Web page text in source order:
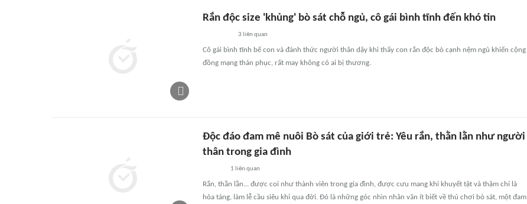
Rắn độc size 'khủng' bò sát chỗ ngủ, cô gái bình tĩnh đến khó tin
3 liên quan
Cô gái bình tĩnh bế con và đánh thức người thân dậy khi thấy con rắn độc bò cạnh nệm ngủ khiến cộng
đồng mạng thán phục, rất may không có ai bị thương.
Độc đáo đam mê nuôi Bò sát của giới trẻ: Yêu rắn, thằn lằn như người
thân trong gia đình
1 liên quan
Rắn, thằn lằn... được coi như thành viên trong gia đình, được cưu mang khi khuyết tật và thậm chí là
hỏa táng, làm lễ cầu siêu khi qua đời. Đó là những góc nhìn nhân văn ít biết về thú chơi bò sát, một đam